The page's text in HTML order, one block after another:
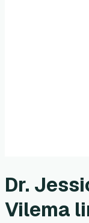
Dr.
Vilema